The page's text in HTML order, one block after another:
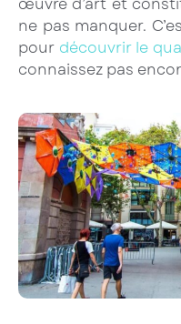
œuvre d’art et
ne pas manquer.
pour découvrir le
connaissez pas